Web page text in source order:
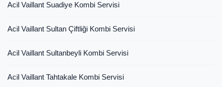
Acil Vaillant Suadiye Kombi Servisi
Acil Vaillant Sultan Çiftliği Kombi Servisi
Acil Vaillant Sultanbeyli Kombi Servisi
Acil Vaillant Tahtakale Kombi Servisi